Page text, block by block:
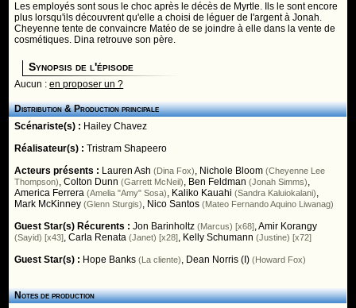
Les employés sont sous le choc après le décès de Myrtle. Ils le sont encore
plus lorsqu'ils découvrent qu'elle a choisi de léguer de l'argent à Jonah.
Cheyenne tente de convaincre Matéo de se joindre à elle dans la vente de
cosmétiques. Dina retrouve son père.
Synopsis de l'épisode
Aucun :en proposer un ?
Distribution & Production principale
Scénariste(s) : Hailey Chavez
Réalisateur(s) :Tristram Shapeero
Acteurs présents : Lauren Ash (Dina Fox), Nichole Bloom (Cheyenne Lee
Thompson),Colton Dunn (Garrett McNeil), Ben Feldman (Jonah Simms),
America Ferrera (Amelia "Amy" Sosa), Kaliko Kauahi (Sandra Kaluiokalani),
Mark McKinney (Glenn Sturgis), Nico Santos (Mateo Fernando Aquino Liwanag)
Guest Star(s) Récurents :Jon Barinholtz (Marcus) [x68],Amir Korangy
(Sayid) [x43],Carla Renata (Janet) [x28], Kelly Schumann (Justine) [x72]
Guest Star(s) : Hope Banks (La cliente), Dean Norris (I) (Howard Fox)
Notes de production